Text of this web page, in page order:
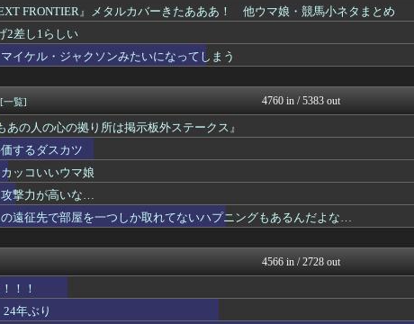
ってるでち？
艦これ速報 艦隊これくしょ...
変えられるのは久しぶりだな
けおけお速報
ｗｗｗｗｗｗｗｗ
スマブラ屋さん | スマブ...
ｗｗ
げぇ速
国にアマゾンランキングで敗北...
mutyunのゲーム+αブ...
デューン：...
これは…
ウマ娘まとめ速報うまろぐ
れ」が手に入るジェムパックはK...
つかってしまうｗｗｗｗｗｗ
スマブラ屋さん | スマブ...
つらい
原神速報 | GENSHI...
う
ゲーム魔人
げぇ速
「あれがだめ。これがだめ」...
カンダタ速報
率がゲーム内で見れるようにな...
ここまで環境が変わるとは思...
ウマ娘まとめ速報うまろぐ
い理由は？なぜ？
FRONTIER』メタルカバーきたあああ！ 他ウマ娘・競馬小ネタまとめ
2差し1らしい
イケル・ジャクソンみたいになってしまう
[一覧] 4760 in / 5383 out
あの人の心の拠り所は掲示板外ステークス』
するダスカツ
ッコいいウマ娘
攻撃力が高いな…
の遠征先で部屋を一つしか取れてないハプニングもあるんだよな…
4566 in / 2728 out
！！
年ぶり